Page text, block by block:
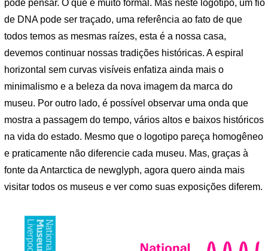
pode pensar. O que é muito formal. Mas neste logotipo, um fio
de DNA pode ser traçado, uma referência ao fato de que
todos temos as mesmas raízes, esta é a nossa casa,
devemos continuar nossas tradições históricas. A espiral
horizontal sem curvas visíveis enfatiza ainda mais o
minimalismo e a beleza da nova imagem da marca do
museu. Por outro lado, é possível observar uma onda que
mostra a passagem do tempo, vários altos e baixos históricos
na vida do estado. Mesmo que o logotipo pareça homogêneo
e praticamente não diferencie cada museu. Mas, graças à
fonte da Antarctica de newglyph, agora quero ainda mais
visitar todos os museus e ver como suas exposições diferem.